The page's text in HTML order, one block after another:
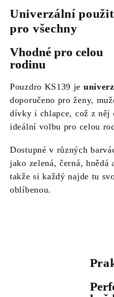
Univerzální
pro všechny
Vhodné pro celou
rodinu
Pouzdro KS139 je
doporučeno pro ženy,
dívky i chlapce, což z něj
ideální volbu pro celou
Dostupné v různých
jako zelená, černá, hnědá
takže si každý najde tu
oblíbenou.